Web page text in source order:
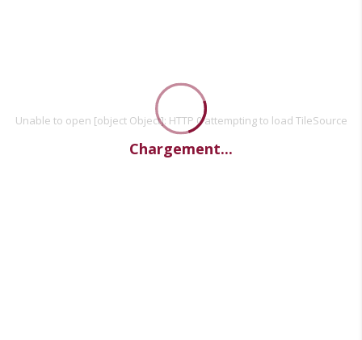
Unable to open [object Object]: HTTP 0 attempting to load TileSource
Chargement...